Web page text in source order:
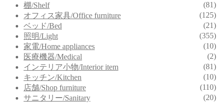
棚/Shelf
(81)
オフィス家具/Office furniture
(125)
ベッド/Bed
(21)
照明/Light
(355)
家電/Home appliances
(10)
医療機器/Medical
(2)
インテリア小物/Interior item
(81)
キッチン/Kitchen
(10)
店舗/Shop furniture
(110)
サニタリー/Sanitary
(20)